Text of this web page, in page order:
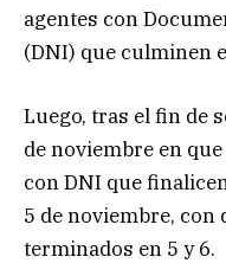
agentes con
(DNI) que culminen
Luego, tras el fin de
de noviembre en
con DNI que
5 de noviembre, con
terminados en 5 y 6.